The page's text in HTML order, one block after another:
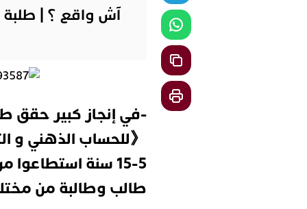
آش واقع ؟ | طلبة
-في إنجاز كبير حقق
طالب وطالبة من